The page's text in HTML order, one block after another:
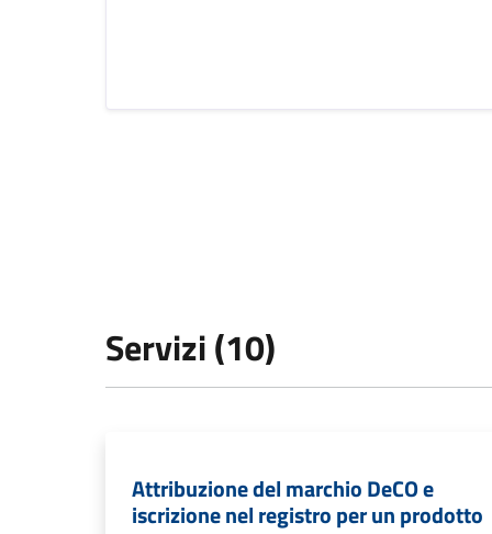
Servizi (10)
Attribuzione del marchio DeCO e
iscrizione nel registro per un prodotto